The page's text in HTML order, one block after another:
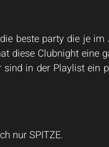
beste party die je
diese Clubnight eine
in der Playlist ein
nur SPITZE.